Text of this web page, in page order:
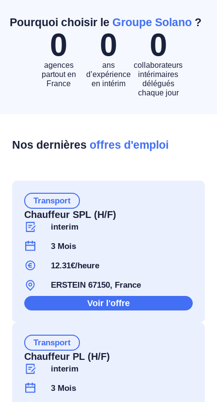
Pourquoi choisir le Groupe Solano ?
agences
partout en
France
0
ans
d’expérience
en intérim
0
collaborateurs
intérimaires
délégués
chaque jour
0
Nos dernières offres d'emploi
Transport
Chauffeur SPL (H/F)
interim
3 Mois
12.31€/heure
ERSTEIN 67150, France
Voir l'offre
Transport
Chauffeur PL (H/F)
interim
3 Mois